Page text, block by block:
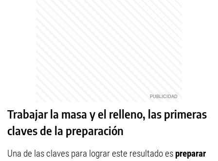
Trabajar la masa y el relleno, las primeras
claves de la preparación
Una de las claves para lograr este resultado es preparar